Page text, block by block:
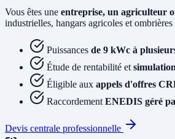
Vous êtes une entreprise, un agriculteur
industrielles, hangars agricoles et
Puissances de 9 kWc à
Étude de rentabilité et
Éligible aux appels d'offres
Raccordement ENEDIS géré
Devis centrale professionnelle